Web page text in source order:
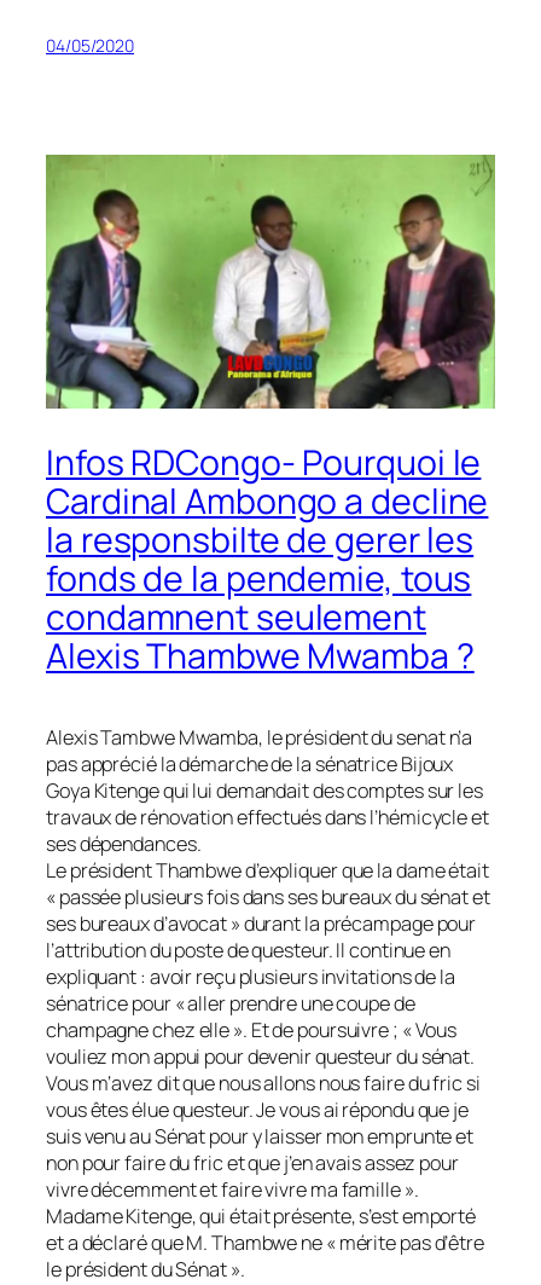
04/05/2020
Infos RDCongo- Pourquoi le
Cardinal Ambongo a decline
la responsbilte de gerer les
fonds de la pendemie, tous
condamnent seulement
Alexis Thambwe Mwamba ?
Alexis Tambwe Mwamba, le président du senat n’a
pas apprécié la démarche de la sénatrice Bijoux
Goya Kitenge qui lui demandait des comptes sur les
travaux de rénovation effectués dans l’hémicycle et
ses dépendances.
Le président Thambwe d’expliquer que la dame était
« passée plusieurs fois dans ses bureaux du sénat et
ses bureaux d’avocat » durant la précampage pour
l’attribution du poste de questeur. Il continue en
expliquant : avoir reçu plusieurs invitations de la
sénatrice pour « aller prendre une coupe de
champagne chez elle ». Et de poursuivre ; « Vous
vouliez mon appui pour devenir questeur du sénat.
Vous m‘avez dit que nous allons nous faire du fric si
vous êtes élue questeur. Je vous ai répondu que je
suis venu au Sénat pour y laisser mon emprunte et
non pour faire du fric et que j’en avais assez pour
vivre décemment et faire vivre ma famille ».
Madame Kitenge, qui était présente, s’est emporté
et a déclaré que M. Thambwe ne « mérite pas d’être
le président du Sénat ».